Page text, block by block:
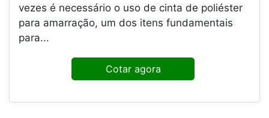
vezes é necessário o uso de cinta de poliéster
para amarração, um dos itens fundamentais
para...
Cotar agora